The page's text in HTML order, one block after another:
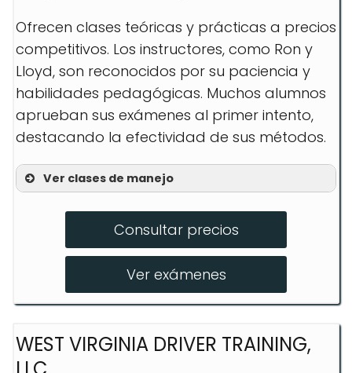
Ofrecen clases teóricas y prácticas a precios
competitivos. Los instructores, como Ron y
Lloyd, son reconocidos por su paciencia y
habilidades pedagógicas. Muchos alumnos
aprueban sus exámenes al primer intento,
destacando la efectividad de sus métodos.
Ver clases de manejo
Cursos intensivos
Formación para conductores
Consultar precios
Ver exámenes
WEST VIRGINIA DRIVER TRAINING,